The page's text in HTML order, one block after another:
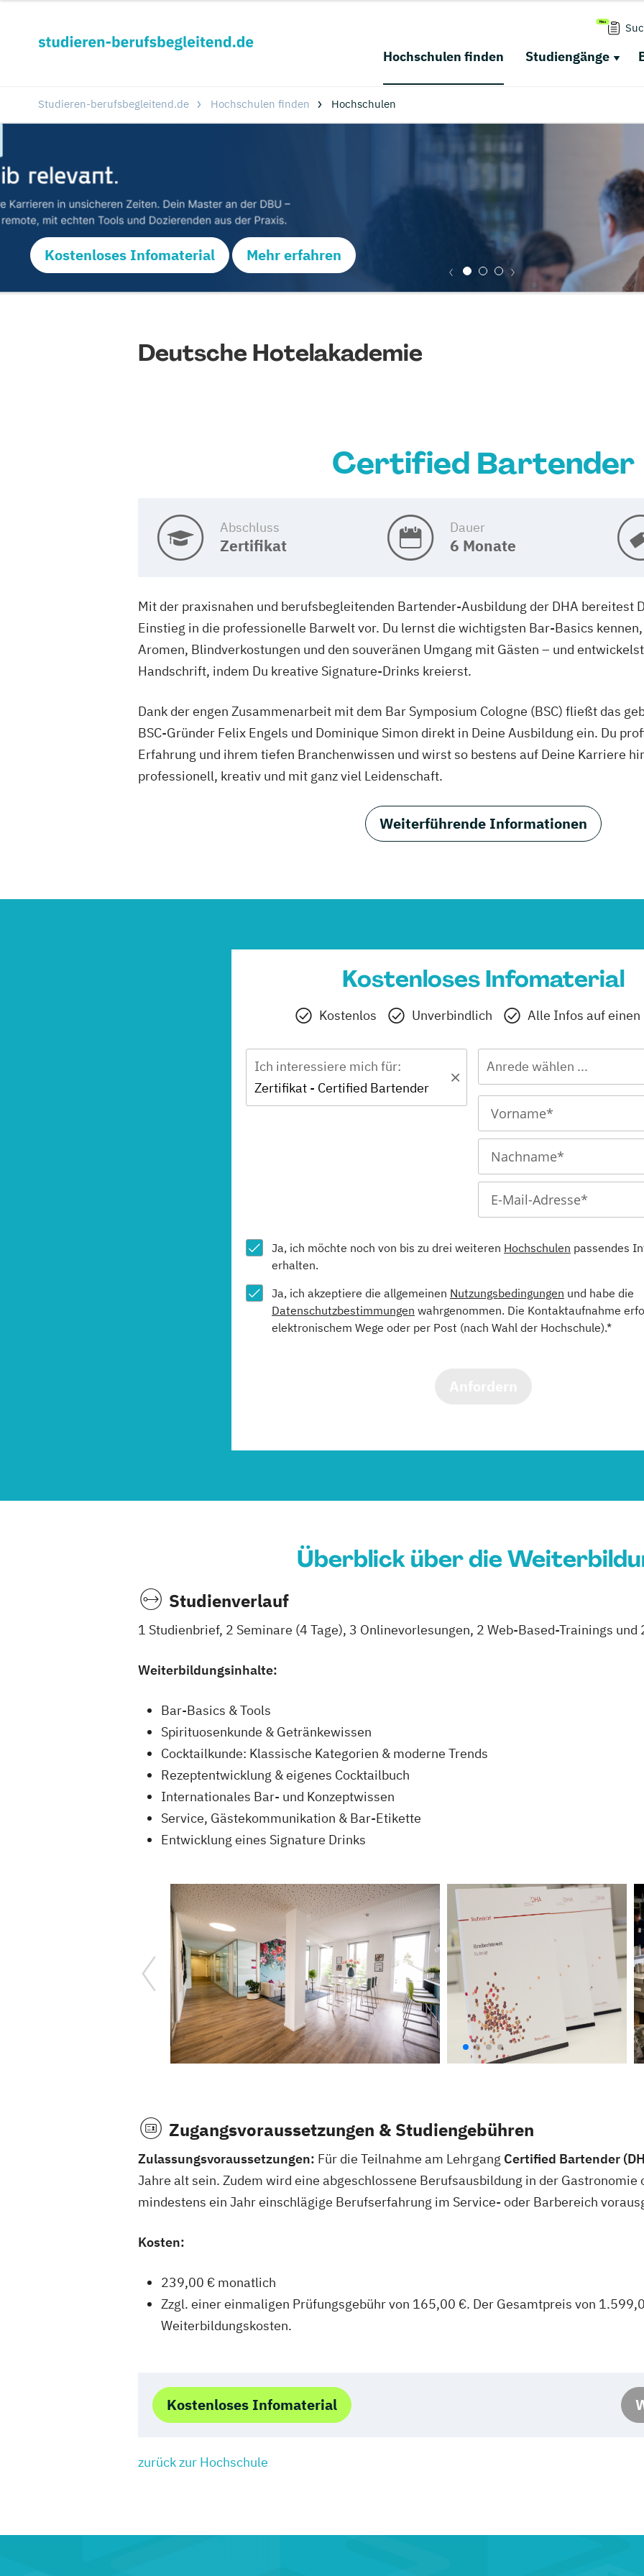
Hochschulen finden Studiengänge
Studieren-berufsbegleitend.de Hochschulen finden Hochschulen
Kostenloses Infomaterial Mehr erfahren
Deutsche Hotelakademie
Certified Bartender
Abschluss
Zertifikat
Dauer
6 Monate
Mit der praxisnahen und berufsbegleitenden Bartender-Ausbildung der DHA bereitest
Einstieg in die professionelle Barwelt vor. Du lernst die wichtigsten Bar-Basics
Aromen, Blindverkostungen und den souveränen Umgang mit Gästen – und
Handschrift, indem Du kreative Signature-Drinks kreierst.
Dank der engen Zusammenarbeit mit dem Bar Symposium Cologne (BSC) fließt das
BSC-Gründer Felix Engels und Dominique Simon direkt in Deine Ausbildung ein. Du
Erfahrung und ihrem tiefen Branchenwissen und wirst so bestens auf Deine Karriere
professionell, kreativ und mit ganz viel Leidenschaft.
Weiterführende Informationen
Kostenloses Infomaterial
Kostenlos Unverbindlich Alle Infos auf einen
Ich interessiere mich für:
Zertifikat - Certified Bartender
Anrede wählen ...
Ja, ich möchte noch von bis zu drei weiteren Hochschulen passendes
erhalten.
Ja, ich akzeptiere die allgemeinen Nutzungsbedingungen und habe die
Datenschutzbestimmungen wahrgenommen. Die Kontaktaufnahme
elektronischem Wege oder per Post (nach Wahl der Hochschule).*
Überblick über die
Studienverlauf
1 Studienbrief, 2 Seminare (4 Tage), 3 Onlinevorlesungen, 2 Web-Based-Trainings und
Weiterbildungsinhalte:
Bar-Basics & Tools
Spirituosenkunde & Getränkewissen
Cocktailkunde: Klassische Kategorien & moderne Trends
Rezeptentwicklung & eigenes Cocktailbuch
Internationales Bar- und Konzeptwissen
Service, Gästekommunikation & Bar-Etikette
Entwicklung eines Signature Drinks
Zugangsvoraussetzungen & Studiengebühren
Zulassungsvoraussetzungen: Für die Teilnahme am Lehrgang Certified Bartender
Jahre alt sein. Zudem wird eine abgeschlossene Berufsausbildung in der Gastronomie
mindestens ein Jahr einschlägige Berufserfahrung im Service- oder Barbereich
Kosten:
239,00 € monatlich
Zzgl. einer einmaligen Prüfungsgebühr von 165,00 €. Der Gesamtpreis von
Weiterbildungskosten.
Kostenloses Infomaterial
zurück zur Hochschule